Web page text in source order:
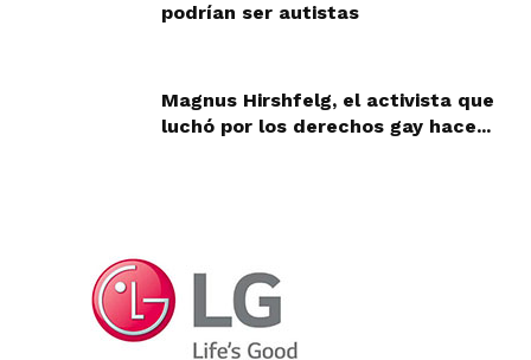
podrían ser autistas
Magnus Hirshfelg, el activista que
luchó por los derechos gay hace...